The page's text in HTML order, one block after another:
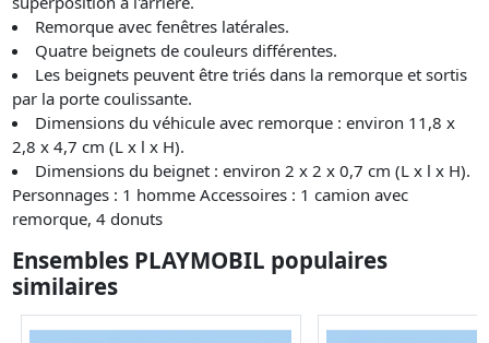
Remorque avec fenêtres latérales.
Quatre beignets de couleurs différentes.
Les beignets peuvent être triés dans la remorque et sortis
par la porte coulissante.
Dimensions du véhicule avec remorque : environ 11,8 x
2,8 x 4,7 cm (L x l x H).
Dimensions du beignet : environ 2 x 2 x 0,7 cm (L x l x H).
Personnages : 1 homme Accessoires : 1 camion avec
remorque, 4 donuts
Ensembles PLAYMOBIL populaires
similaires